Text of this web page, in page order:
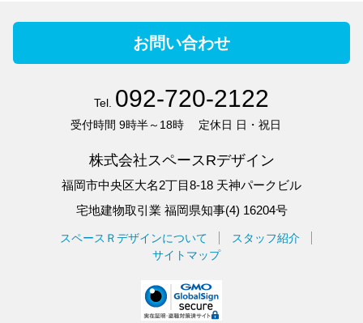
お問い合わせ
Tel. 092-720-2122
受付時間 9時半～18時 定休日 日・祝日
株式会社スペースRデザイン
福岡市中央区大名2丁目8-18 天神パークビル
宅地建物取引業 福岡県知事(4) 16204号
スペースＲデザインについて
スタッフ紹介
サイトマップ